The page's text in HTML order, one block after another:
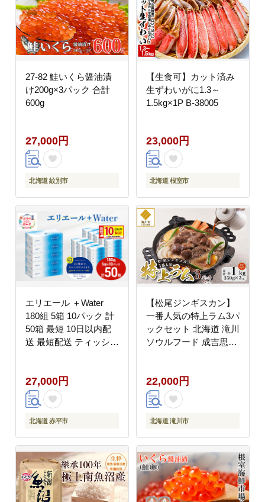
27-82 鮭いくら醤油漬
け200g×3パック 合計
600g
27,000円
北海道 紋別市
【生食可】カット済み
生ずわいがに1.3～
1.5kg×1P B-38005
23,000円
北海道 根室市
エリエール ＋Water
180組 5箱 10パック 計
50箱 最短 10日以内配
送 最短配送 ティッシュ
い 紙 防災 常備品 備蓄
品 消耗品 備蓄 日用品
生活必需品 北海道 赤平
市
27,000円
北海道 赤平市
【松尾ジンギスカン】
一番人気の特上ラム3パ
ックセット 北海道 滝川
ソウルフード 成吉思汗
ラム肉 羊 羊肉 ジンギ
スカン タレ 味付 個包
装 冷凍 おすすめ
22,000円
北海道 滝川市